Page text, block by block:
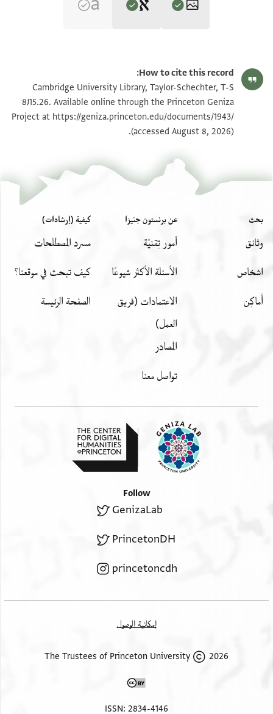
Palestine During the First Muslim Period (634–1099)‎(in
Hebrew) (Tel Aviv University, 1983), vol. 3.
בן ראש הגולה
קד ערץ לי מהם אריד משאפהתך יא נכבדנו
זקננו הידיד הנעים אטאל אללה בקאך ואדאם
באלתגשם אליי פי יומנא או פי גד גאריא
עלי ע[ואי]דך אלמשכורה לא עדמתך
ולא כלות מנך ושלומך נכבדנו
ירבה לעד ישועה
T-S 8J15.26 1v تكبير و تدوير
بيان أذونات الصورة
How to cite this record:
Cambridge University Library, Taylor-Schechter, T-S
8J15.26. Available online through the Princeton Geniza
Project athttps://geniza.princeton.edu/documents/1943/
(accessed August 8, 2026).
بحث
وثائق
اشخاص
أَماكِن
عن برنستون جنيزا
أمور تِقنيّة
الأسئلة الأكثر شيوعًا
الاعتمادات (فريق
العمل)
المصادر
تواصل معنا
كيفية (إرشادات)
مسرد المصطلحات
كيف تبحث في موقعنا؟
الصفحة الرئيسة
Follow
GenizaLab
PrincetonDH
princetoncdh
إمكانية الوصول
2026 The Trustees of Princeton University
ISSN: 2834-4146